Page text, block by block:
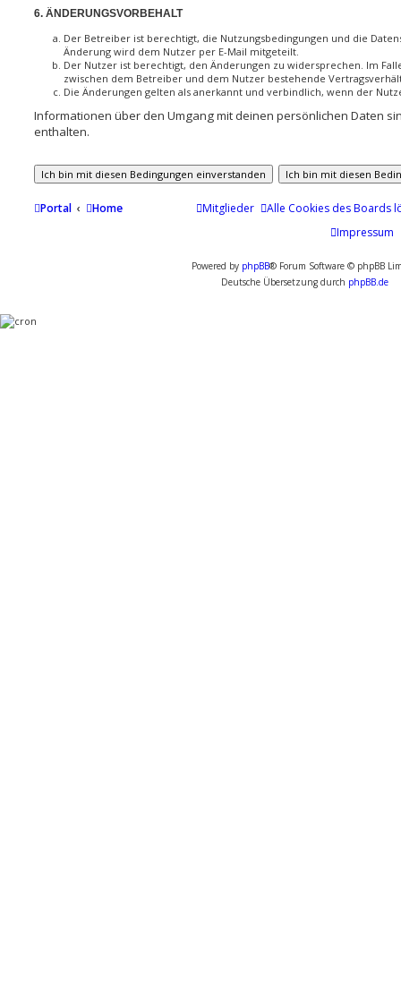
6. ÄNDERUNGSVORBEHALT
Der Betreiber ist berechtigt, die Nutzungsbedingungen und die
Änderung wird dem Nutzer per E-Mail mitgeteilt.
Der Nutzer ist berechtigt, den Änderungen zu widersprechen. Im
zwischen dem Betreiber und dem Nutzer bestehende
Die Änderungen gelten als anerkannt und verbindlich, wenn der
Informationen über den Umgang mit deinen persönlichen Daten
enthalten.
Portal Home Alle Cookies des Boards
Mitglieder
Impressum
Powered by phpBB® Forum Software © phpBB
Deutsche Übersetzung durch phpBB.de